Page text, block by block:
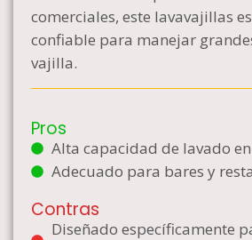
comerciales, este lavavajillas
confiable para manejar
vajilla.
Pros
Alta capacidad de lavado
Adecuado para bares y
Contras
Diseñado específicamente